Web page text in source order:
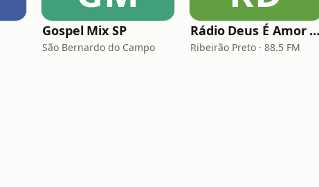
Gospel Mix SP
São Bernardo do Campo
Rádio Deus É Amor
Ribeirão Preto · 88.5 FM